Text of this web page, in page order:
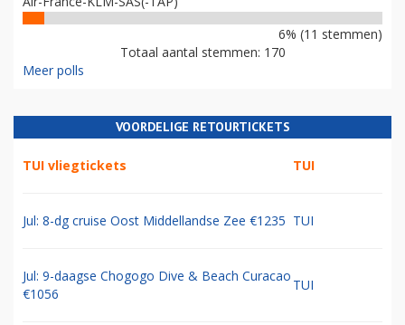
6% (11 stemmen)
Totaal aantal stemmen: 170
Meer polls
VOORDELIGE RETOURTICKETS
TUI vliegtickets TUI
Jul: 8-dg cruise Oost Middellandse Zee €1235 TUI
Jul: 9-daagse Chogogo Dive & Beach Curacao
€1056
TUI